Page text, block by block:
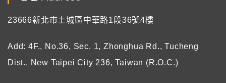
23666新北市土城區中華路1段36號4樓
Add: 4F., No.36, Sec. 1, Zhonghua Rd., Tucheng
Dist., New Taipei City 236, Taiwan (R.O.C.)